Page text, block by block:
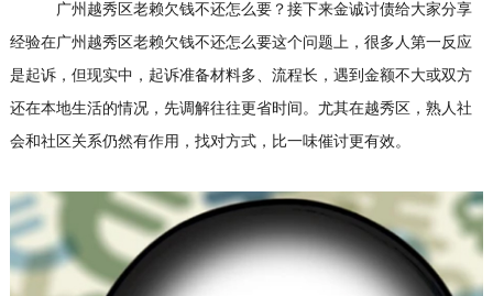
广州越秀区老赖欠钱不还怎么要？接下来金诚讨债给大家分享
经验在广州越秀区老赖欠钱不还怎么要这个问题上，很多人第一反应
是起诉，但现实中，起诉准备材料多、流程长，遇到金额不大或双方
还在本地生活的情况，先调解往往更省时间。尤其在越秀区，熟人社
会和社区关系仍然有作用，找对方式，比一味催讨更有效。